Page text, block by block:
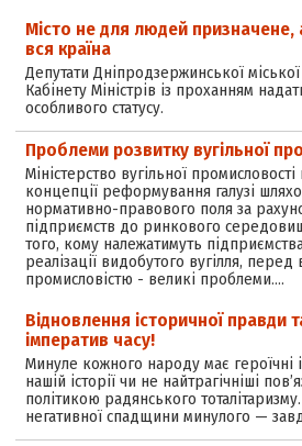
Місто не для людей
вся країна
Депутати Дніпродзержинської
Кабінету Міністрів із проханням
особливого статусу.
Проблеми розвитку вугільної
Міністерство вугільної
концепції реформування галузі
нормативно-правового поля за
підприємств до ринкового
того, кому належатимуть
реалізації видобутого вугілля, перед
промисловістю - великі проблеми.…
Відновлення історичної правди
імператив часу!
Минуле кожного народу має героїчні і
нашій історії чи не найтрагічніші
політикою радянського
негативної спадщини минулого —